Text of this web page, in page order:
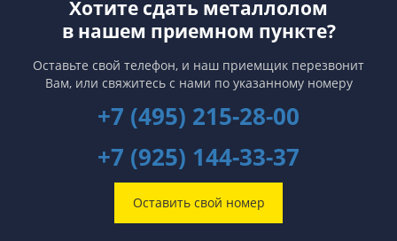
Хотите сдать металлолом
в нашем приемном пункте?
Оставьте свой телефон, и наш приемщик перезвонит
Вам, или свяжитесь с нами по указанному номеру
+7 (495) 215-28-00
+7 (925) 144-33-37
Оставить свой номер